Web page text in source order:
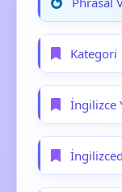
Kategori
İngilizce